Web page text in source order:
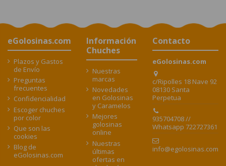
eGolosinas.com
Plazos y Gastos
de Envío
Preguntas
frecuentes
Confidencialidad
Escoger chuches
por color
Que son las
cookies
Blog de
eGolosinas.com
Información
Chuches
Nuestras
marcas
Novedades
en Golosinas
y Caramelos
Mejores
golosinas
online
Nuestras
últimas
ofertas en
Contacto
eGolosinas.com
c/Ripolles 18 Nave 92
08130 Santa
Perpetua
935704708 //
Whatsapp 722727361
info@egolosinas.com